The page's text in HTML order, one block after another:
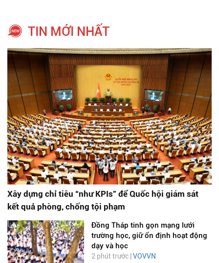
TIN MỚI NHẤT
Xây dựng chỉ tiêu “như KPIs” để Quốc hội giám sát
kết quả phòng, chống tội phạm
Đồng Tháp tinh gọn mạng lưới
trường học, giữ ổn định hoạt động
dạy và học
2 phút trước | VOVVN